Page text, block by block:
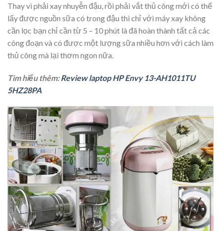
Thay vì phải xay nhuyễn đậu, rồi phải vắt thủ công mới có thể
lấy được nguồn sữa có trong đậu thì chỉ với máy xay không
cần lọc bạn chỉ cần từ 5 – 10 phút là đã hoàn thành tất cả các
công đoạn và có được một lượng sữa nhiều hơn với cách làm
thủ công mà lại thơm ngon nữa.
Tìm hiểu thêm:Review laptop HP Envy 13-AH1011TU
5HZ28PA